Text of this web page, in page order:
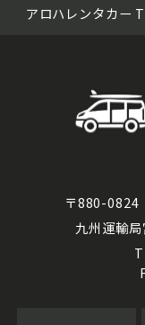
アロハレンタカー
〒880-0824
九州運輸